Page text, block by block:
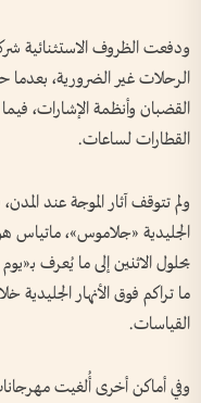
ودفعت الظروف الاستثنائية
الرحلات غير الضرورية،
القضبان وأنظمة
القطارات لساعات.
ولم تتوقف آثار الموجة عند
الجليدية «جلاموس»، ماتياس
بحلول الاثنين إلى ما يُعرف
ما تراكم فوق الأنهار
القياسات.
وفي أماكن أخرى أُلغيت